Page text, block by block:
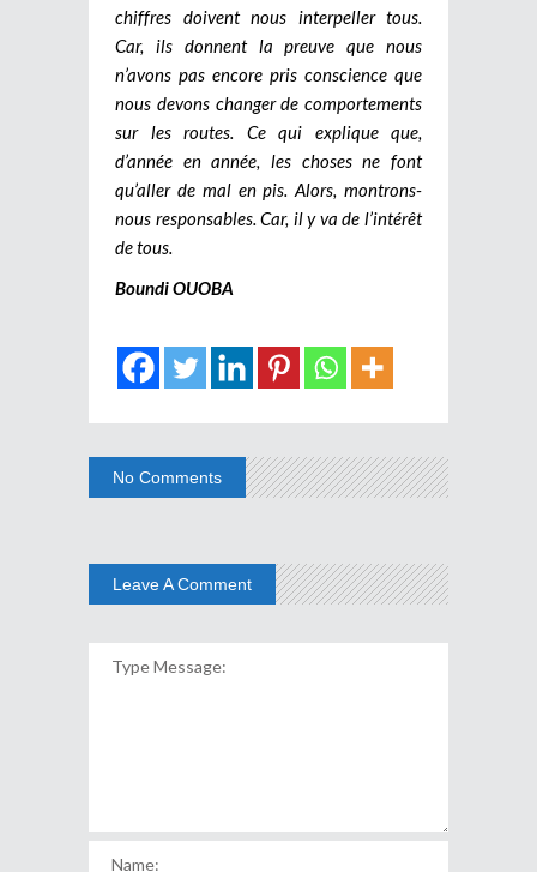
chiffres doivent nous interpeller tous.
Car, ils donnent la preuve que nous
n’avons pas encore pris conscience que
nous devons changer de comportements
sur les routes. Ce qui explique que,
d’année en année, les choses ne font
qu’aller de mal en pis. Alors, montrons-
nous responsables. Car, il y va de l’intérêt
de tous.
Boundi OUOBA
No Comments
Leave A Comment